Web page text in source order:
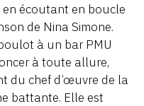
écoutant en boucle
de Nina Simone.
à un bar PMU
à toute allure,
du chef d’œuvre de la
battante. Elle est